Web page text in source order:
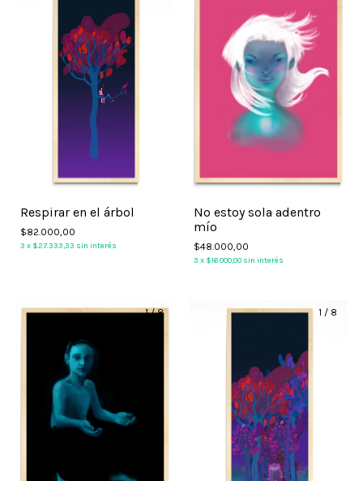
Respirar en el árbol
$82.000,00
3 x $27.333,33 sin interés
No estoy sola adentro
mío
$48.000,00
3 x $16.000,00 sin interés
1/8 1 / 8